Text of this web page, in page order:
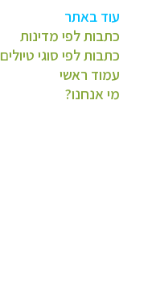
עוד באתר
כתבות לפי מדינות
כתבות לפי סוגי טיולים
עמוד ראשי
מי אנחנו?